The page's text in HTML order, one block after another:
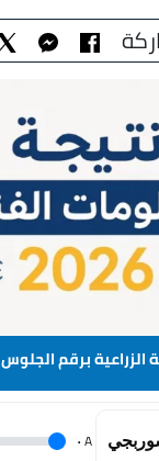
برقم الجلوس 2026
A
.